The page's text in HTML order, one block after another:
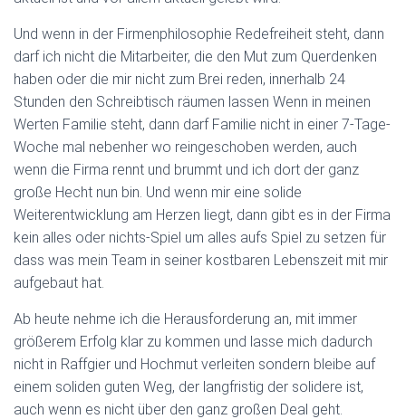
Und wenn in der Firmenphilosophie Redefreiheit steht, dann
darf ich nicht die Mitarbeiter, die den Mut zum Querdenken
haben oder die mir nicht zum Brei reden, innerhalb 24
Stunden den Schreibtisch räumen lassen Wenn in meinen
Werten Familie steht, dann darf Familie nicht in einer 7-Tage-
Woche mal nebenher wo reingeschoben werden, auch
wenn die Firma rennt und brummt und ich dort der ganz
große Hecht nun bin. Und wenn mir eine solide
Weiterentwicklung am Herzen liegt, dann gibt es in der Firma
kein alles oder nichts-Spiel um alles aufs Spiel zu setzen für
dass was mein Team in seiner kostbaren Lebenszeit mit mir
aufgebaut hat.
Ab heute nehme ich die Herausforderung an, mit immer
größerem Erfolg klar zu kommen und lasse mich dadurch
nicht in Raffgier und Hochmut verleiten sondern bleibe auf
einem soliden guten Weg, der langfristig der solidere ist,
auch wenn es nicht über den ganz großen Deal geht.